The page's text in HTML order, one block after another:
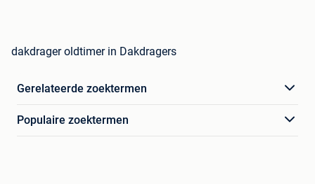
dakdrager oldtimer in Dakdragers
Gerelateerde zoektermen
Populaire zoektermen